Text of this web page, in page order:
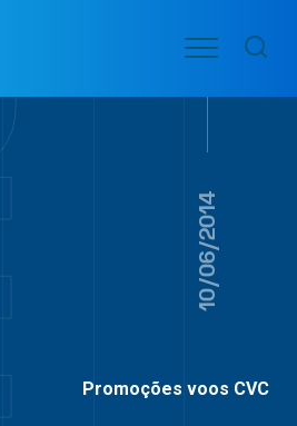
VOO
AÉREAS
Menu
10/06/2014
Promoções voos CVC